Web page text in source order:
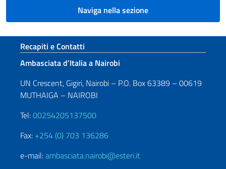
Naviga nella sezione
Sezione footer
Recapiti e Contatti
Ambasciata d’Italia a Nairobi
UN Crescent, Gigiri, Nairobi – P.O. Box 63389 – 00619
MUTHAIGA – NAIROBI
Tel:00254205137500
Fax: +254 (0) 703 136286
e-mail:ambasciata.nairobi@esteri.it